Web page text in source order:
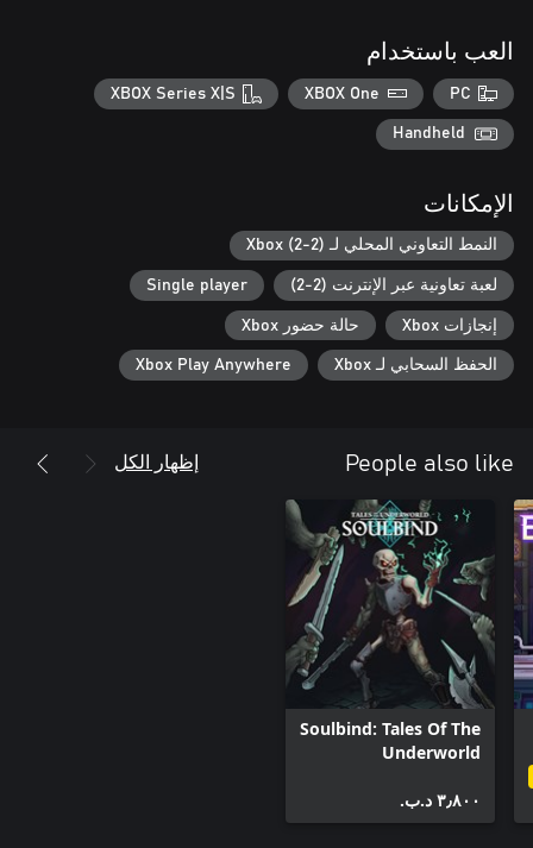
العب باستخدام
PC
XBOX One
XBOX Series X|S
Handheld
الإمكانات
النمط التعاوني المحلي لـ Xbox (2-2)
لعبة تعاونية عبر الإنترنت (2-2) Single player
إنجازات Xbox حالة حضور Xbox
الحفظ السحابي لـ Xbox Xbox Play Anywhere
People also like إظهار الكل
Soulbind: Tales Of The
Underworld
٣٫٨٠٠ د.ب.‏